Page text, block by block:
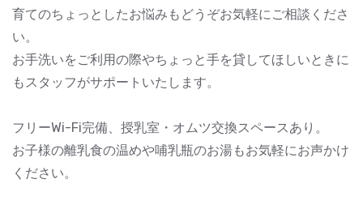
育てのちょっとしたお悩みもどうぞお気軽にご相談くださ
い。
お手洗いをご利用の際やちょっと手を貸してほしいときに
もスタッフがサポートいたします。
フリーWi-Fi完備、授乳室・オムツ交換スペースあり。
お子様の離乳食の温めや哺乳瓶のお湯もお気軽にお声かけ
ください。